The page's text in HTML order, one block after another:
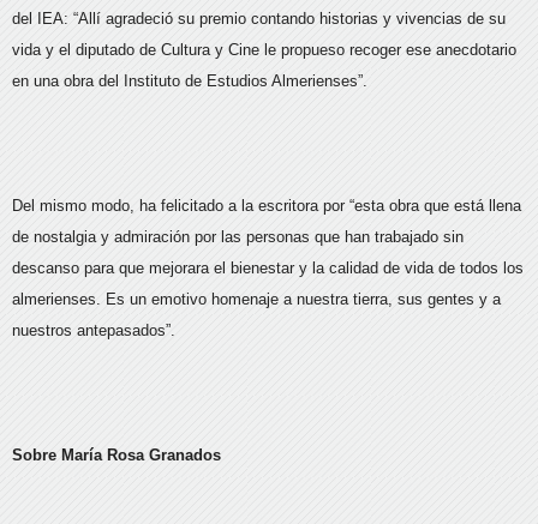
del IEA: “Allí agradeció su premio contando historias y vivencias de su
vida y el diputado de Cultura y Cine le propueso recoger ese anecdotario
en una obra del Instituto de Estudios Almerienses”.
Del mismo modo, ha felicitado a la escritora por “esta obra que está llena
de nostalgia y admiración por las personas que han trabajado sin
descanso para que mejorara el bienestar y la calidad de vida de todos los
almerienses. Es un emotivo homenaje a nuestra tierra, sus gentes y a
nuestros antepasados”.
Sobre María Rosa Granados